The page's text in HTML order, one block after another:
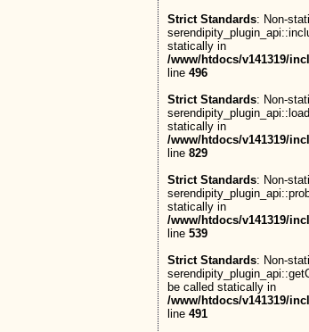
Strict Standards: Non-
statically in
/www/htdocs/v141319/
line 496
Strict Standards: Non-
statically in
/www/htdocs/v141319/
line 829
Strict Standards: Non-
statically in
/www/htdocs/v141319/
line 539
Strict Standards: Non-
be called statically in
/www/htdocs/v141319/
line 491